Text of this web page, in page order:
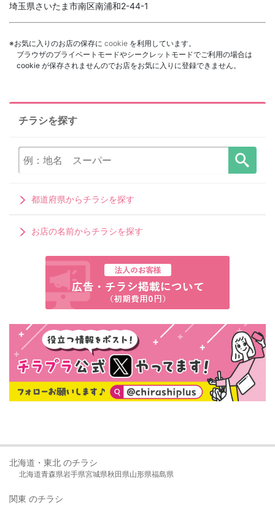
埼玉県さいたま市南区南浦和2-44-1
※お気に入りのお店の保存に cookie を利用しています。
ブラウザのプライベートモードやシークレットモードでご利用の場合は
cookie が保存されませんのでお店をお気に入りに登録できません。
チラシを探す
都道府県からチラシを探す
お店の名前からチラシを探す
北海道・東北 のチラシ
北海道青森県岩手県宮城県秋田県山形県福島県
関東 のチラシ